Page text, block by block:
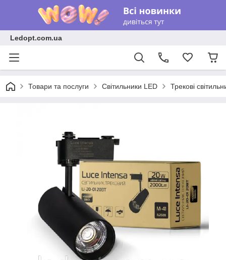
Ledopt.com.ua
Товари та послуги Світильники LED Трекові